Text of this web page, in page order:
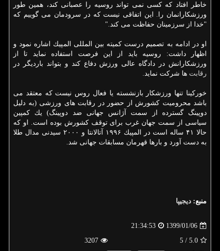
خاطر افتاد كه كسی نمی تواند روسیه را عصبانی كند، همین طور
ورزشكارانمان را. این اتفاقی نیست كه در سرودمان می گوییم كه
"خدا از سرزمینان حفاظت می كند."
او در ادامه به تصمیم درست كمیته بین المللی المپیك اشاره نمود و
اظهار داشت: روسیه باید از این فرصت استفاده نماید تا از
ورزشكارانش در دادگاه عالی ورزش دفاع كند و بتواند باردیگر در
رقابت ها شركت نماید.
خوركینا تنها ورزشكار بازنشسته یا فعال روس نیست كه معتقد می
باشد محرومیت كشورش از حضور در رقابت های ورزشی (به دلیل
دوپینگ گسترده از سمت آژانس جهانی ضد دوپینگ) یك كمپین
سیاسی از سمت جهان غرب برای توقف كشورش بوده است. او كه
حالا ۴۱ ساله است در المپیك ۱۹۹۶ آتالانتا و ۲۰۰۰ سیدنی مدال طلا
به دست آورد و بارها قهرمان مسابقات جهانی شد.
منبع: دیجیپا
1399/01/06
21:34:53
5.0
/ 5
3207